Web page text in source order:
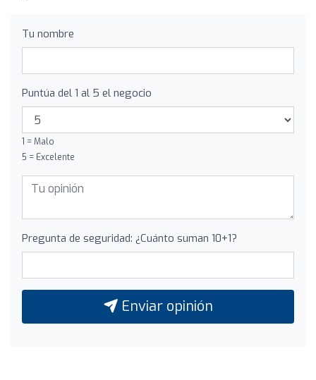
Tu nombre
Puntúa del 1 al 5 el negocio
1 = Malo
5 = Excelente
Pregunta de seguridad: ¿Cuánto suman 10+1?
Enviar opinión